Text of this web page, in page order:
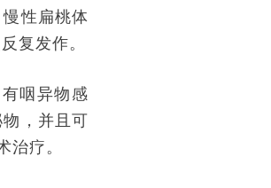
性扁桃体
复发作。
咽异物感
，并且可
治疗。